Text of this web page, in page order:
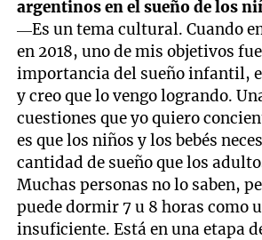
argentinos en el sueño de los
—Es un tema cultural. Cuando
en 2018, uno de mis objetivos
importancia del sueño infantil,
y creo que lo vengo logrando.
cuestiones que yo quiero
es que los niños y los bebés
cantidad de sueño que los
Muchas personas no lo saben,
puede dormir 7 u 8 horas como
insuficiente. Está en una etapa